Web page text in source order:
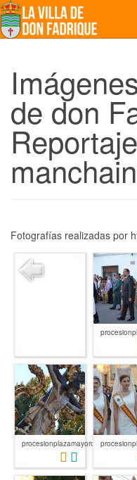
de don
Reportaje
Fotografías realizadas por
procesionplazamayorcristodetalle